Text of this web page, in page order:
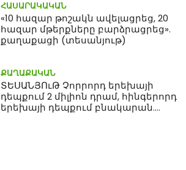
ՀԱՍԱՐԱԿԱԿԱՆ
«10 հազար թոշակն ավելացրեց, 20
հազար մթերքները բարձրացրեց».
քաղաքացի (տեսանյութ)
ՔԱՂԱՔԱԿԱՆ
ՏԵՍԱՆՅՈւԹ Չորրորդ երեխայի
դեպքում 2 միլիոն դրամ, հինգերորդ
երեխայի դեպքում բնակարան.